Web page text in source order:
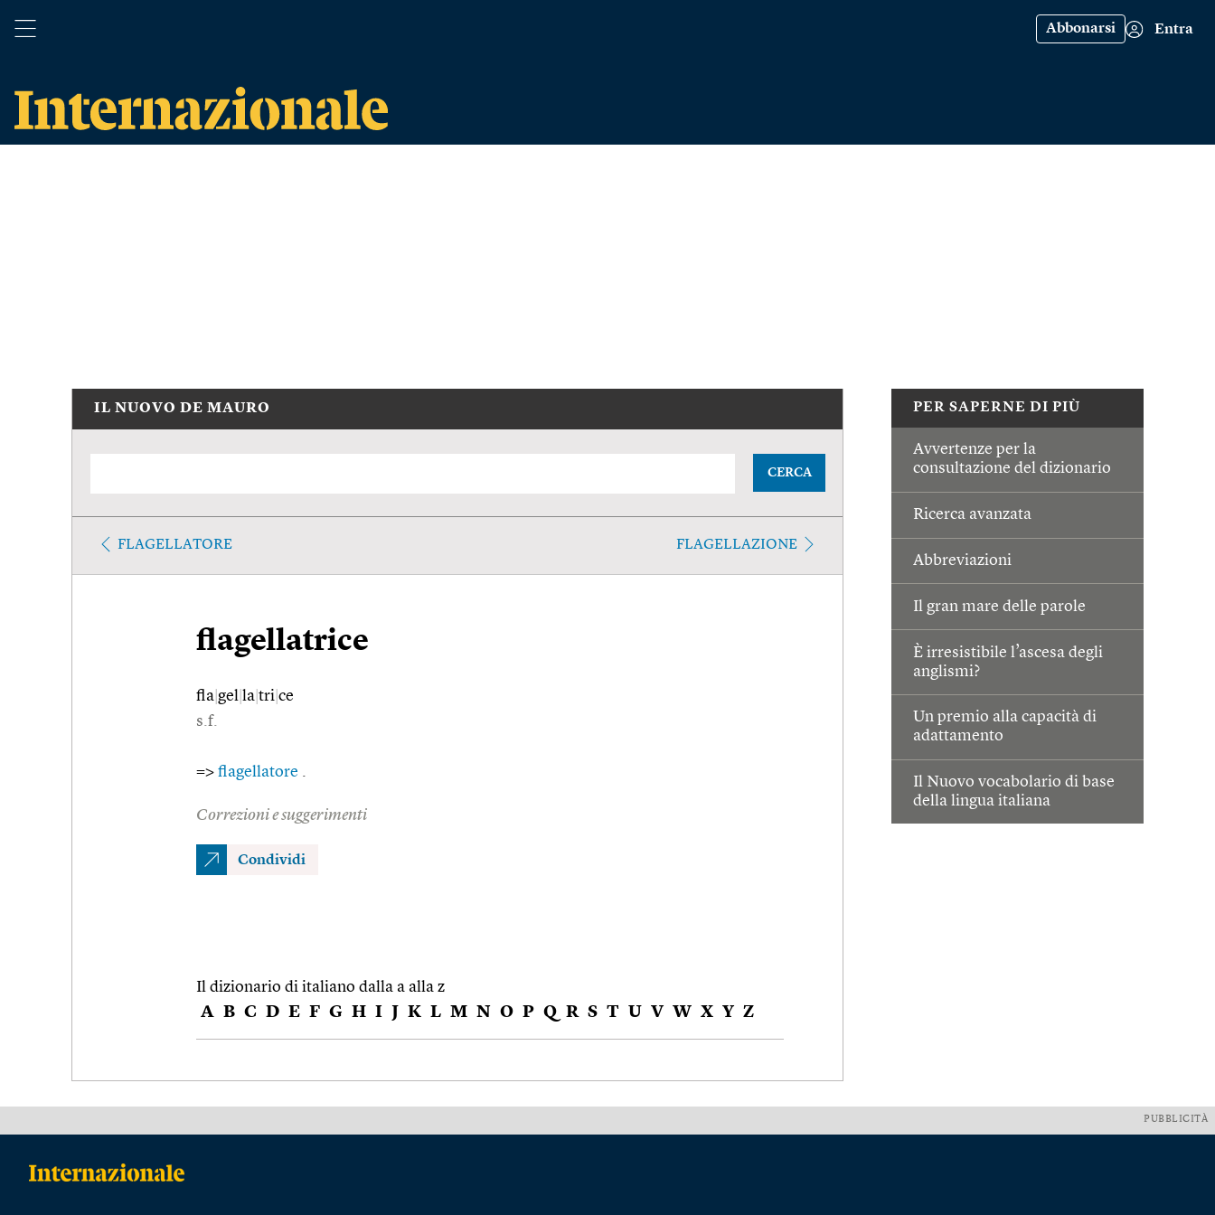
Abbonarsi Entra
PER SAPERNE DI PIÙ
Avvertenze per la
consultazione del dizionario
Ricerca avanzata
Abbreviazioni
Il gran mare delle parole
È irresistibile l’ascesa degli
anglismi?
Un premio alla capacità di
adattamento
Il Nuovo vocabolario di base
della lingua italiana
IL NUOVO DE MAURO
CERCA
FLAGELLATORE FLAGELLAZIONE
flagellatrice
fla gel la tri ce
s.f.
=> flagellatore .
Correzioni e suggerimenti
Condividi
Il dizionario di italiano dalla a alla z
A B C D E F G H I J K L M N O P Q R S T U V W X Y Z
PUBBLICITÀ